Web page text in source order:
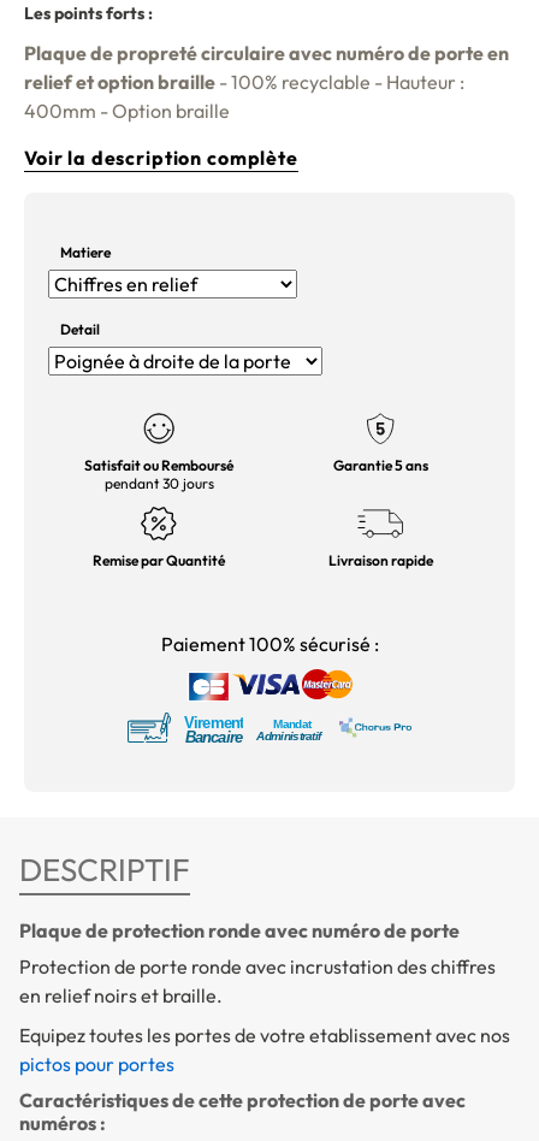
Les points forts :
Plaque de propreté circulaire avec numéro de porte en
relief et option braille - 100% recyclable - Hauteur :
400mm - Option braille
Voir la description complète
Matiere
Detail
Satisfait ou Remboursé
pendant 30 jours
Garantie 5 ans
Remise par Quantité Livraison rapide
Paiement 100% sécurisé :
DESCRIPTIF
Plaque de protection ronde avec numéro de porte
Protection de porte ronde avec incrustation des chiffres
en relief noirs et braille.
Equipez toutes les portes de votre etablissement avec nos
pictos pour portes
Caractéristiques de cette protection de porte avec
numéros :